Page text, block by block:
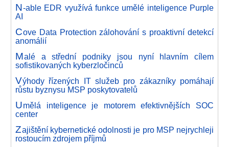
N-able EDR využívá funkce umělé inteligence Purple
AI
Cove Data Protection zálohování s proaktivní detekcí
anomálií
Malé a střední podniky jsou nyní hlavním cílem
sofistikovaných kyberzločinců
Výhody řízených IT služeb pro zákazníky pomáhají
růstu byznysu MSP poskytovatelů
Umělá inteligence je motorem efektivnějších SOC
center
Zajištění kybernetické odolnosti je pro MSP nejrychleji
rostoucím zdrojem příjmů